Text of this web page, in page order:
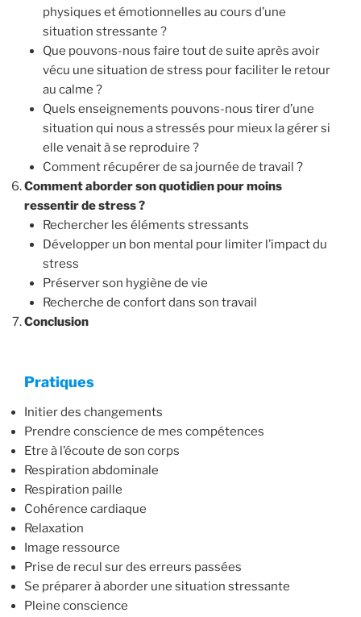
physiques et émotionnelles au cours d’une
situation stressante ?
Que pouvons-nous faire tout de suite après avoir
vécu une situation de stress pour faciliter le retour
au calme ?
Quels enseignements pouvons-nous tirer d’une
situation qui nous a stressés pour mieux la gérer si
elle venait à se reproduire ?
Comment récupérer de sa journée de travail ?
Comment aborder son quotidien pour moins
ressentir de stress ?
Rechercher les éléments stressants
Développer un bon mental pour limiter l’impact du
stress
Préserver son hygiène de vie
Recherche de confort dans son travail
Conclusion
Pratiques
Initier des changements
Prendre conscience de mes compétences
Etre à l’écoute de son corps
Respiration abdominale
Respiration paille
Cohérence cardiaque
Relaxation
Image ressource
Prise de recul sur des erreurs passées
Se préparer à aborder une situation stressante
Pleine conscience